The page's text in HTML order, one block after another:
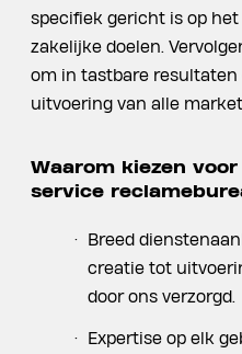
specifiek gericht is op
zakelijke doelen.
om in tastbare resultaten
uitvoering van alle
Waarom kiezen voor
service
Breed
creatie tot
door ons verzorgd.
Expertise op elk